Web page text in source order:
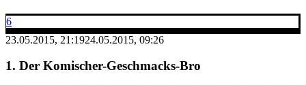
6
23.05.2015, 21:1924.05.2015, 09:26
1. Der Komischer-Geschmacks-Bro